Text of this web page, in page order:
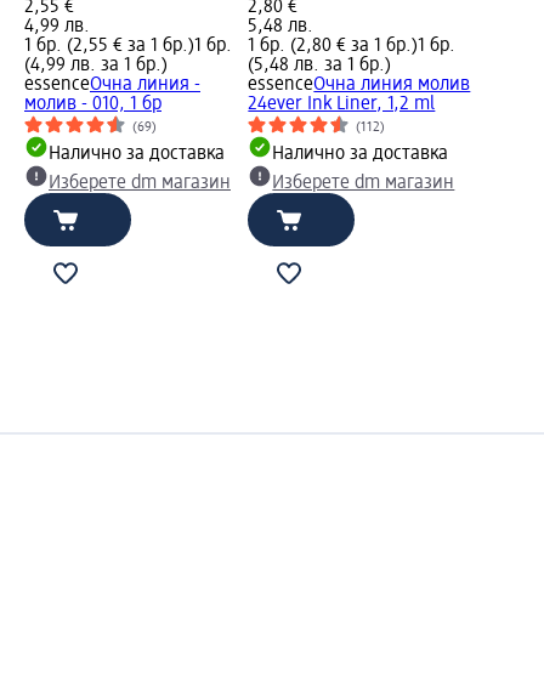
2,55 €
4,99 лв.
1 бр. (2,55 € за 1 бр.)1 бр.
(4,99 лв. за 1 бр.)
essenceОчна линия -
молив - 010, 1 бр
(69)
Налично за доставка
Изберете dm магазин
2,80 €
5,48 лв.
1 бр. (2,80 € за 1 бр.)1 бр.
(5,48 лв. за 1 бр.)
essenceОчна линия молив
24ever Ink Liner, 1,2 ml
(112)
Налично за доставка
Изберете dm магазин